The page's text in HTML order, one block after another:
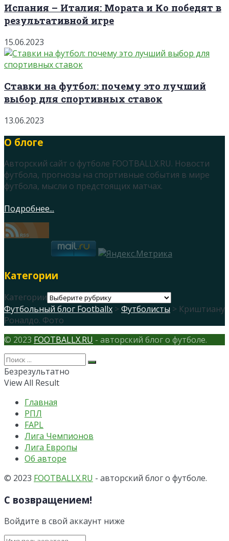
Испания – Италия: Мората и Ко победят в
результативной игре
15.06.2023
Ставки на футбол: почему это лучший
выбор для спортивных ставок
13.06.2023
О блоге
Авторский сайт о футболе FOOTBALLX.RU. Новости
футбола, прогнозы на спортивные события в мире
футбола, мысли о предстоящих матчах.
Подробнее...
Категории
Категории
Футбольный блог Footballx > Футболисты > Криштиану
Роналдо. Фото
© 2023 FOOTBALLX.RU - авторский блог о футболе.
Безрезультатно
View All Result
Главная
РПЛ
FAPL
Лига Чемпионов
Лига Европы
Об авторе
© 2023 FOOTBALLX.RU - авторский блог о футболе.
С возвращением!
Войдите в свой аккаунт ниже